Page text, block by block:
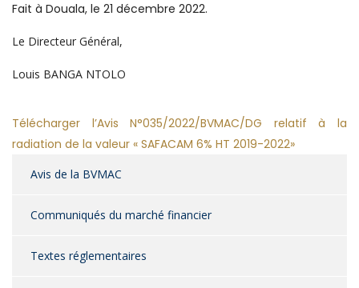
Fait à Douala, le 21 décembre 2022.
Le Directeur Général,
Louis BANGA NTOLO
Télécharger l’Avis N°035/2022/BVMAC/DG relatif à la
radiation de la valeur « SAFACAM 6% HT 2019-2022»
Avis de la BVMAC
Communiqués du marché financier
Textes réglementaires